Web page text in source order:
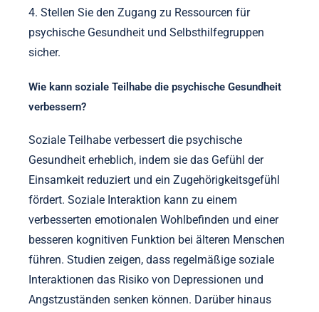
4. Stellen Sie den Zugang zu Ressourcen für
psychische Gesundheit und Selbsthilfegruppen
sicher.
Wie kann soziale Teilhabe die psychische Gesundheit
verbessern?
Soziale Teilhabe verbessert die psychische
Gesundheit erheblich, indem sie das Gefühl der
Einsamkeit reduziert und ein Zugehörigkeitsgefühl
fördert. Soziale Interaktion kann zu einem
verbesserten emotionalen Wohlbefinden und einer
besseren kognitiven Funktion bei älteren Menschen
führen. Studien zeigen, dass regelmäßige soziale
Interaktionen das Risiko von Depressionen und
Angstzuständen senken können. Darüber hinaus